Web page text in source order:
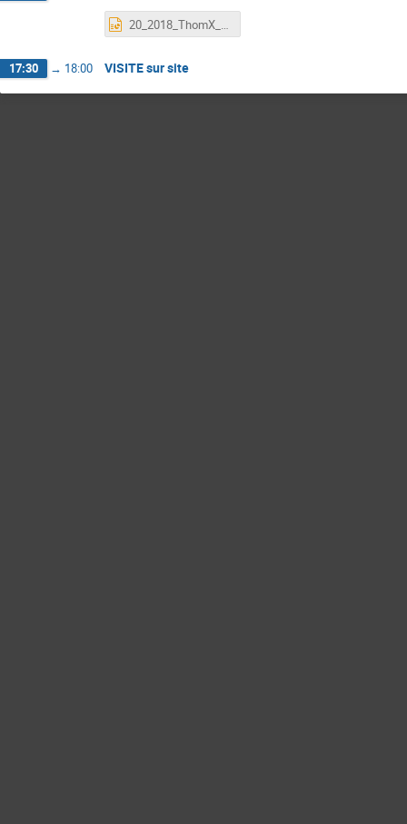
20_2018_ThomX_General_Meeting-conclusion.ppt
17:30 → 18:00 VISITE sur site